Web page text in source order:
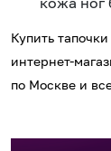
Купить
интернет-
по Москве и